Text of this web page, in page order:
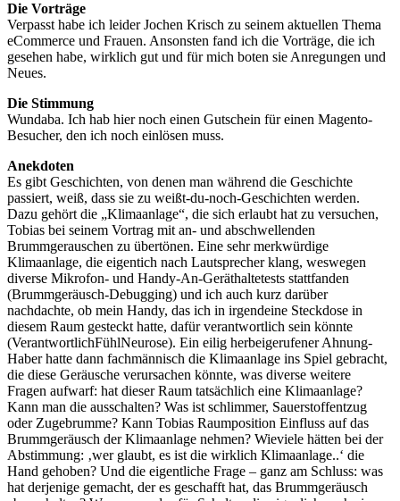
Die Vorträge
Verpasst habe ich leider Jochen Krisch zu seinem aktuellen Thema
eCommerce und Frauen. Ansonsten fand ich die Vorträge, die ich
gesehen habe, wirklich gut und für mich boten sie Anregungen und
Neues.
Die Stimmung
Wundaba. Ich hab hier noch einen Gutschein für einen Magento-
Besucher, den ich noch einlösen muss.
Anekdoten
Es gibt Geschichten, von denen man während die Geschichte
passiert, weiß, dass sie zu weißt-du-noch-Geschichten werden.
Dazu gehört die „Klimaanlage“, die sich erlaubt hat zu versuchen,
Tobias bei seinem Vortrag mit an- und abschwellenden
Brummgerauschen zu übertönen. Eine sehr merkwürdige
Klimaanlage, die eigentich nach Lautsprecher klang, weswegen
diverse Mikrofon- und Handy-An-Geräthaltetests stattfanden
(Brummgeräusch-Debugging) und ich auch kurz darüber
nachdachte, ob mein Handy, das ich in irgendeine Steckdose in
diesem Raum gesteckt hatte, dafür verantwortlich sein könnte
(VerantwortlichFühlNeurose). Ein eilig herbeigerufener Ahnung-
Haber hatte dann fachmännisch die Klimaanlage ins Spiel gebracht,
die diese Geräusche verursachen könnte, was diverse weitere
Fragen aufwarf: hat dieser Raum tatsächlich eine Klimaanlage?
Kann man die ausschalten? Was ist schlimmer, Sauerstoffentzug
oder Zugebrumme? Kann Tobias Raumposition Einfluss auf das
Brummgeräusch der Klimaanlage nehmen? Wieviele hätten bei der
Abstimmung: ‚wer glaubt, es ist die wirklich Klimaanlage..‘ die
Hand gehoben? Und die eigentliche Frage – ganz am Schluss: was
hat derjenige gemacht, der es geschafft hat, das Brummgeräusch